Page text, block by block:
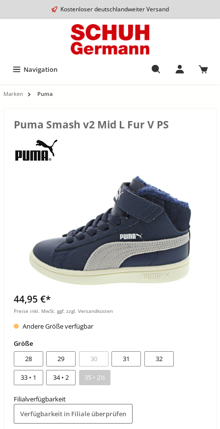
Kostenloser deutschlandweiter Versand
Navigation
Marken Puma
Puma Smash v2 Mid L Fur V PS
44,95 €*
Preise inkl. MwSt. ggf. zzgl. Versandkosten
Andere Größe verfügbar
Größe
28
29 30 31 32
33 • 1 34 • 2 35 • 2½
Filialverfügbarkeit
Verfügbarkeit in Filiale überprüfen